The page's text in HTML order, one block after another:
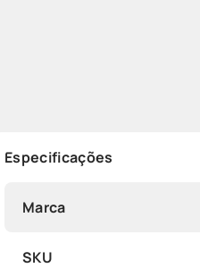
Especificações
Marca
SKU